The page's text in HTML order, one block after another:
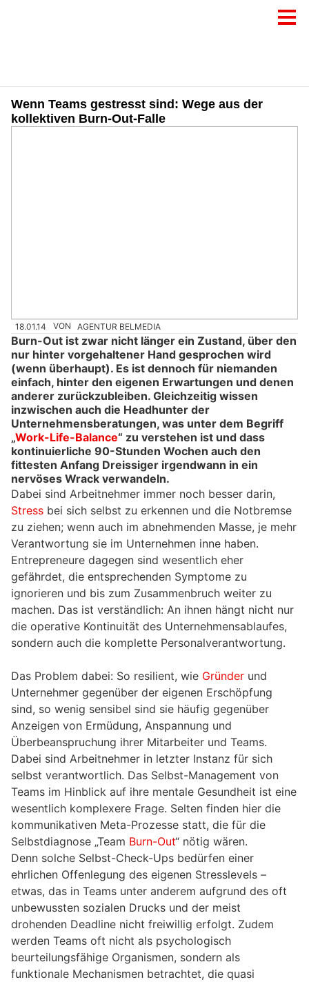
Wenn Teams gestresst sind: Wege aus der
kollektiven Burn-Out-Falle
18.01.14 VON AGENTUR BELMEDIA
Burn-Out ist zwar nicht länger ein Zustand, über den
nur hinter vorgehaltener Hand gesprochen wird
(wenn überhaupt). Es ist dennoch für niemanden
einfach, hinter den eigenen Erwartungen und denen
anderer zurückzubleiben. Gleichzeitig wissen
inzwischen auch die Headhunter der
Unternehmensberatungen, was unter dem Begriff
„Work-Life-Balance“ zu verstehen ist und dass
kontinuierliche 90-Stunden Wochen auch den
fittesten Anfang Dreissiger irgendwann in ein
nervöses Wrack verwandeln.
Dabei sind Arbeitnehmer immer noch besser darin,
Stress bei sich selbst zu erkennen und die Notbremse
zu ziehen; wenn auch im abnehmenden Masse, je mehr
Verantwortung sie im Unternehmen inne haben.
Entrepreneure dagegen sind wesentlich eher
gefährdet, die entsprechenden Symptome zu
ignorieren und bis zum Zusammenbruch weiter zu
machen. Das ist verständlich: An ihnen hängt nicht nur
die operative Kontinuität des Unternehmensablaufes,
sondern auch die komplette Personalverantwortung.
Das Problem dabei: So resilient, wie Gründer und
Unternehmer gegenüber der eigenen Erschöpfung
sind, so wenig sensibel sind sie häufig gegenüber
Anzeigen von Ermüdung, Anspannung und
Überbeanspruchung ihrer Mitarbeiter und Teams.
Dabei sind Arbeitnehmer in letzter Instanz für sich
selbst verantwortlich. Das Selbst-Management von
Teams im Hinblick auf ihre mentale Gesundheit ist eine
wesentlich komplexere Frage. Selten finden hier die
kommunikativen Meta-Prozesse statt, die für die
Selbstdiagnose „Team Burn-Out“ nötig wären.
Denn solche Selbst-Check-Ups bedürfen einer
ehrlichen Offenlegung des eigenen Stresslevels –
etwas, das in Teams unter anderem aufgrund des oft
unbewussten sozialen Drucks und der meist
drohenden Deadline nicht freiwillig erfolgt. Zudem
werden Teams oft nicht als psychologisch
beurteilungsfähige Organismen, sondern als
funktionale Mechanismen betrachtet, die quasi